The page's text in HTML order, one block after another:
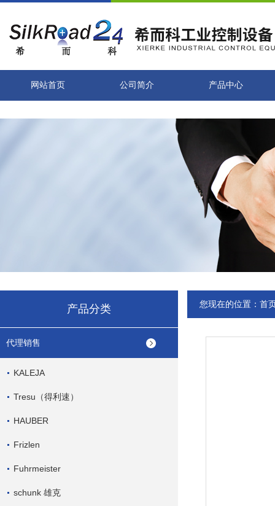
网站首页 公司简介 产品中心
产品分类
代理销售
KALEJA
Tresu（得利速）
HAUBER
Frizlen
Fuhrmeister
schunk 雄克
您现在的位置： 首